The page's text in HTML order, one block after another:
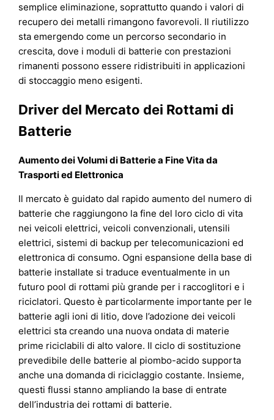
semplice eliminazione, soprattutto quando i valori di
recupero dei metalli rimangono favorevoli. Il riutilizzo
sta emergendo come un percorso secondario in
crescita, dove i moduli di batterie con prestazioni
rimanenti possono essere ridistribuiti in applicazioni
di stoccaggio meno esigenti.
Driver del Mercato dei Rottami di
Batterie
Aumento dei Volumi di Batterie a Fine Vita da
Trasporti ed Elettronica
Il mercato è guidato dal rapido aumento del numero di
batterie che raggiungono la fine del loro ciclo di vita
nei veicoli elettrici, veicoli convenzionali, utensili
elettrici, sistemi di backup per telecomunicazioni ed
elettronica di consumo. Ogni espansione della base di
batterie installate si traduce eventualmente in un
futuro pool di rottami più grande per i raccoglitori e i
riciclatori. Questo è particolarmente importante per le
batterie agli ioni di litio, dove l’adozione dei veicoli
elettrici sta creando una nuova ondata di materie
prime riciclabili di alto valore. Il ciclo di sostituzione
prevedibile delle batterie al piombo-acido supporta
anche una domanda di riciclaggio costante. Insieme,
questi flussi stanno ampliando la base di entrate
dell’industria dei rottami di batterie.